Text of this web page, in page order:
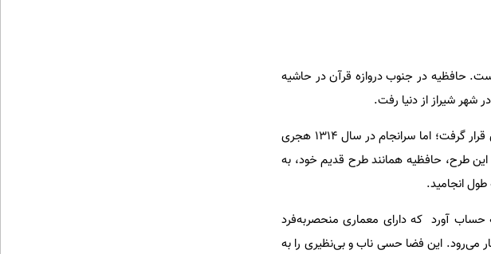
حافظیه در جنوب دروازه قرآن در حاشیه
حافظیه بارها به دستور حاکمان تیموری، صفوی، افشار و زند مورد مرمت و بازسازی قرار گرفت؛ اما سرانجام در سال ۱۳۱۴ هجری
طرح، حافظیه همانند طرح قدیم خود، به
حساب آورد که دارای معماری منحصربه‌فرد
می‌رود. این فضا حسی ناب و بی‌نظیری را به